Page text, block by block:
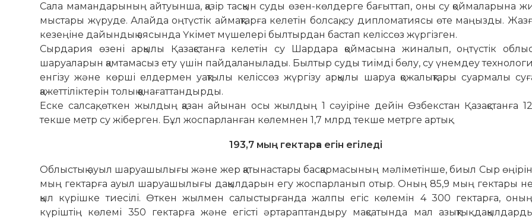
Сала мамандарының айтуынша, қазір тасқын суды өзен-көлдерге ба­ғыт­­тап, оны су қоймаларына
мыстары жүруде. Алайда оң­түстік ай­­мақтарға ке­летін болсақ, су дипло­матиясы өте маңызды.
ке­зеңіне да­йын­дық аясында Үкімет мү­­шелері был­тырдан бастап келіссөз жүргізген.
Сырдария өзені арқылы Қазақстанға келетін су Шардара қоймасына жина­лып, оңтүстік
шаруаларын қамтамасыз ету үшін пайдаланылады. Былтыр суды тиімді бөлу, су үнемдеу
енгізу және көрші ел­дермен уақтылы келіссөз жүргізу ар­қылы шаруа қожалықтары суармалы
қажеттіліктерін толық қа­нағаттандырды.
Еске салсақ, өткен жылдың қазан айынан осы жылдың 1 сәуіріне дейін Өзбекстан Қазақстанға
текше метр су жіберген. Бұл жоспарланған көлемнен 1,7 млрд текше метрге артық.
193,7 мың гектарға егін егіледі
Облыстық ауыл шаруашылығы және жер қатынастары басқармасының мә­лі­метінше, биыл Сыр
мың гектарға ауыл шаруашылығы дақылдарын егу жоспарланып отыр. Оның 85,9 мың гектары
қыл күрішке тиесілі. Өткен жылмен салыс­тырғанда жалпы егіс көлемін 4 300 гектарға,
күріштің көлемі 350 гектарға және егісті әрта­раптандыру мақсатында мал азықтық